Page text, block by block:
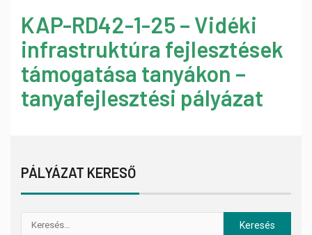
KAP-RD42-1-25 – Vidéki
infrastruktúra fejlesztések
támogatása tanyákon –
tanyafejlesztési pályázat
PÁLYÁZAT KERESŐ